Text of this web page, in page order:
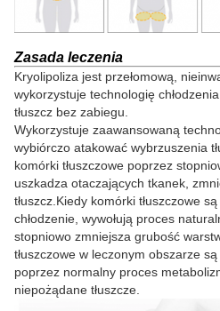
Zasada leczenia
Kryolipoliza jest przełomową,
wykorzystuje technologię
tłuszcz bez zabiegu.
Wykorzystuje zaawansowaną
wybiórczo atakować wybrzuszenia
komórki tłuszczowe poprzez
uszkadza otaczających tkanek,
tłuszcz.Kiedy komórki tłuszczowe
chłodzenie, wywołują proces
stopniowo zmniejsza grubość
tłuszczowe w leczonym obszarze
poprzez normalny proces
niepożądane tłuszcze.